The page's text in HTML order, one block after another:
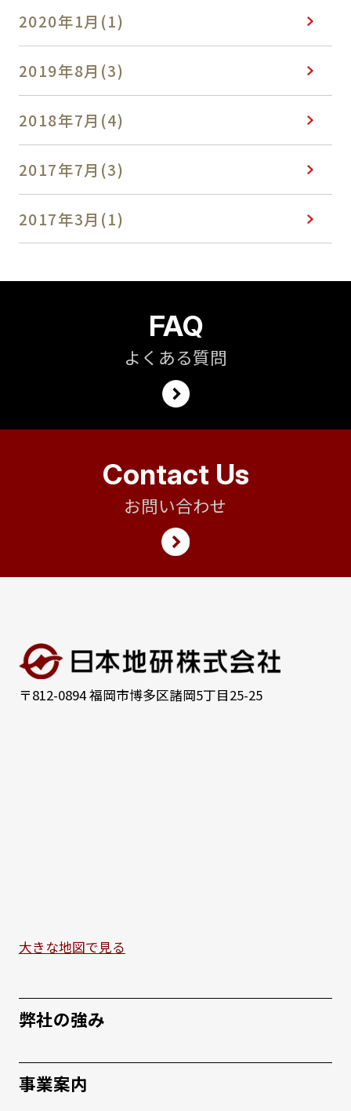
2020年1月(1)
2019年8月(3)
2018年7月(4)
2017年7月(3)
2017年3月(1)
FAQ
よくある質問
Contact Us
お問い合わせ
〒812-0894 福岡市博多区諸岡5丁目25-25
大きな地図で見る
弊社の強み
事業案内